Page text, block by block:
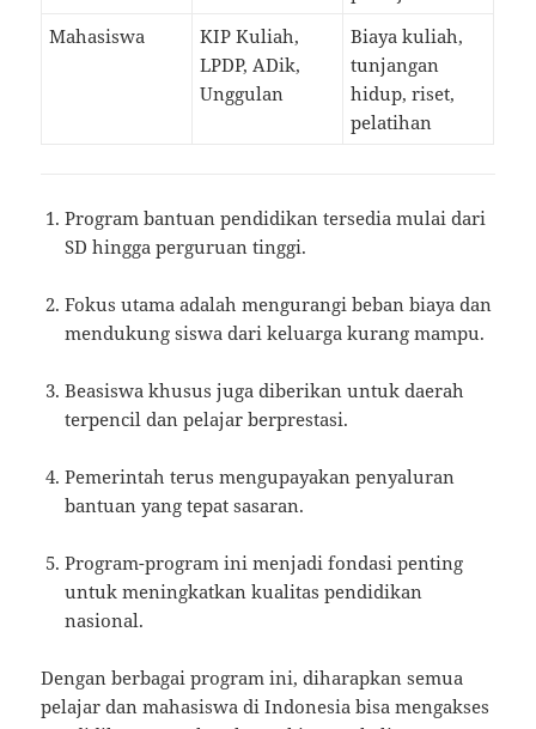
Mahasiswa
KIP Kuliah,
LPDP, ADik,
Unggulan
Biaya kuliah,
tunjangan
hidup, riset,
pelatihan
Program bantuan pendidikan tersedia mulai dari
SD hingga perguruan tinggi.
Fokus utama adalah mengurangi beban biaya dan
mendukung siswa dari keluarga kurang mampu.
Beasiswa khusus juga diberikan untuk daerah
terpencil dan pelajar berprestasi.
Pemerintah terus mengupayakan penyaluran
bantuan yang tepat sasaran.
Program-program ini menjadi fondasi penting
untuk meningkatkan kualitas pendidikan
nasional.
Dengan berbagai program ini, diharapkan semua
pelajar dan mahasiswa di Indonesia bisa mengakses